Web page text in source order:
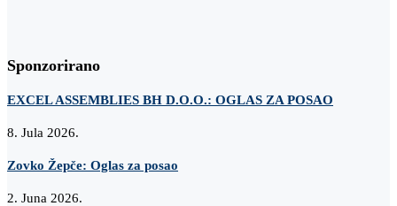
Sponzorirano
EXCEL ASSEMBLIES BH D.O.O.: OGLAS ZA POSAO
8. Jula 2026.
Zovko Žepče: Oglas za posao
2. Juna 2026.